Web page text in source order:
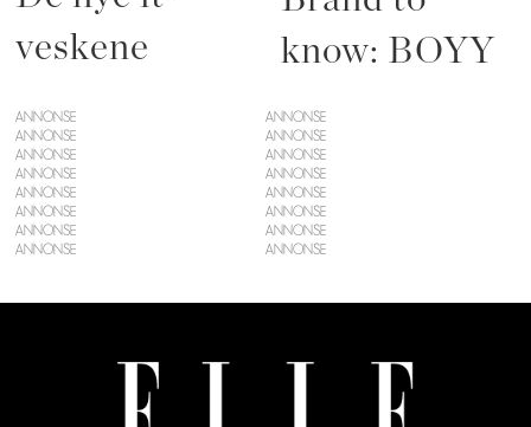
veskene
know: BOYY
ANNONSE
ANNONSE
ANNONSE
ANNONSE
ANNONSE
ANNONSE
ANNONSE
ANNONSE